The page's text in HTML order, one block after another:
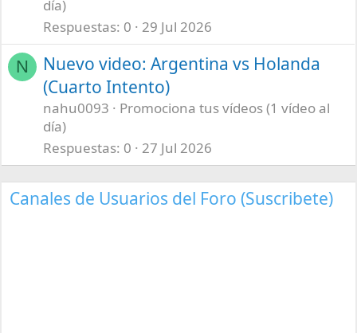
día)
Respuestas 0 29 Jul 2026
N
Nuevo video: Argentina vs Holanda
(Cuarto Intento)
nahu0093
Promociona tus vídeos (1 vídeo al
día)
Respuestas 0 27 Jul 2026
Canales de Usuarios del Foro (Suscribete)